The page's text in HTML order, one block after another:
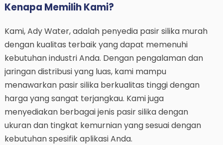
Kenapa Memilih Kami?
Kami, Ady Water, adalah penyedia pasir silika murah
dengan kualitas terbaik yang dapat memenuhi
kebutuhan industri Anda. Dengan pengalaman dan
jaringan distribusi yang luas, kami mampu
menawarkan pasir silika berkualitas tinggi dengan
harga yang sangat terjangkau. Kami juga
menyediakan berbagai jenis pasir silika dengan
ukuran dan tingkat kemurnian yang sesuai dengan
kebutuhan spesifik aplikasi Anda.